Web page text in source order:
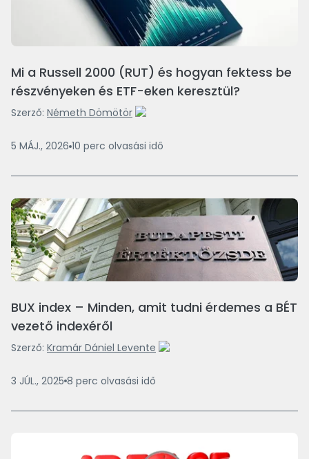
Mi a Russell 2000 (RUT) és hogyan fektess be
részvényeken és ETF-eken keresztül?
Szerző: Németh Dömötör
5 MÁJ., 2026 10 perc olvasási idő
BUX index – Minden, amit tudni érdemes a BÉT
vezető indexéről
Szerző: Kramár Dániel Levente
3 JÚL., 2025 8 perc olvasási idő